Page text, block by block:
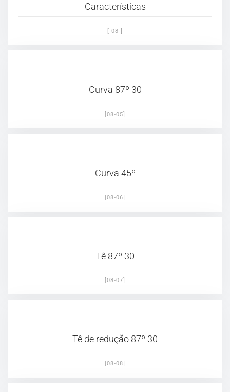
Características
[ 08 ]
Curva 87º 30
[08-05]
Curva 45º
[08-06]
Tê 87º 30
[08-07]
Tê de redução 87º 30
[08-08]